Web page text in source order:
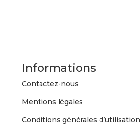
Informations
Contactez-nous
Mentions légales
Conditions générales d’utilisation